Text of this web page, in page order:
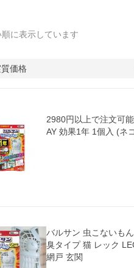
に表示しています
価格
2980円以上で注文可能 バルサン 虫こないもん 3W
AY 効果1年 1個
バルサン 虫こないも
臭タイプ 猫 レック
網戸 玄関